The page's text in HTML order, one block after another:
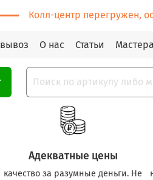
Колл-центр перегружен,
О нас Статьи
Адекватные цены
качество за разумные деньги. Не